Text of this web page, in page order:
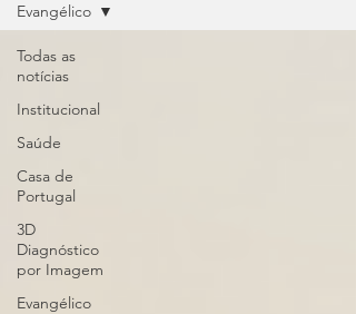
Todas as
notícias
Institucional
Saúde
Casa de
Portugal
3D
Diagnóstico
por Imagem
Evangélico
Evangélico